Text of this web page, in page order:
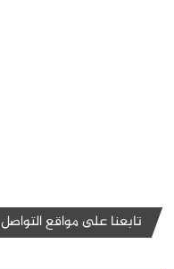
تابعنا على مواقع التواصل